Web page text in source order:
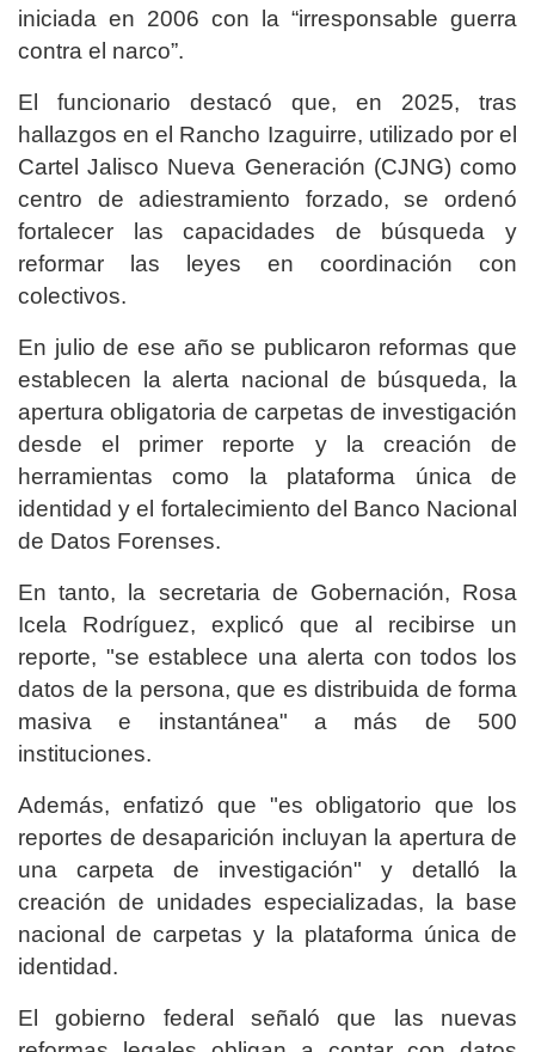
iniciada en 2006 con la “irresponsable guerra
contra el narco”.
El funcionario destacó que, en 2025, tras
hallazgos en el Rancho Izaguirre, utilizado por el
Cartel Jalisco Nueva Generación (CJNG) como
centro de adiestramiento forzado, se ordenó
fortalecer las capacidades de búsqueda y
reformar las leyes en coordinación con
colectivos.
En julio de ese año se publicaron reformas que
establecen la alerta nacional de búsqueda, la
apertura obligatoria de carpetas de investigación
desde el primer reporte y la creación de
herramientas como la plataforma única de
identidad y el fortalecimiento del Banco Nacional
de Datos Forenses.
En tanto, la secretaria de Gobernación, Rosa
Icela Rodríguez, explicó que al recibirse un
reporte, "se establece una alerta con todos los
datos de la persona, que es distribuida de forma
masiva e instantánea" a más de 500
instituciones.
Además, enfatizó que "es obligatorio que los
reportes de desaparición incluyan la apertura de
una carpeta de investigación" y detalló la
creación de unidades especializadas, la base
nacional de carpetas y la plataforma única de
identidad.
El gobierno federal señaló que las nuevas